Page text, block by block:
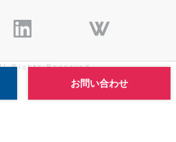
Rights Reserved.
お問い合わせ